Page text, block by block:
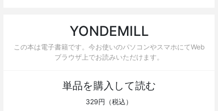
YONDEMILL
この本は電子書籍です。今お使いのパソコンやスマホにてWeb
ブラウザ上でお読みいただけます。
単品を購入して読む
329円（税込）